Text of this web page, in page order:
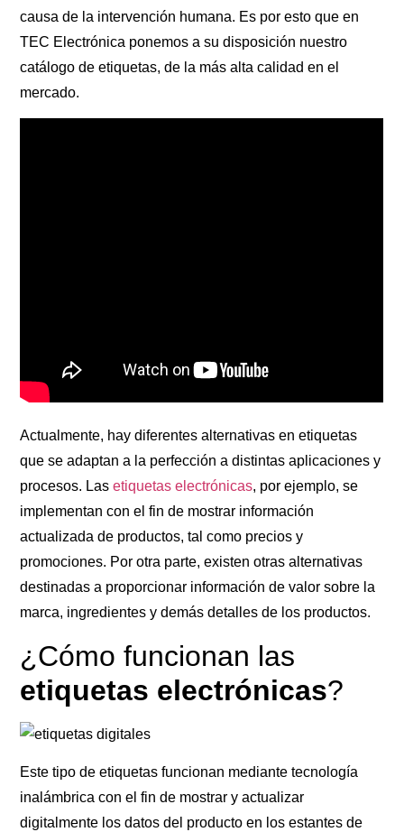
causa de la intervención humana. Es por esto que en
TEC Electrónica ponemos a su disposición nuestro
catálogo de etiquetas, de la más alta calidad en el
mercado.
Actualmente, hay diferentes alternativas en etiquetas
que se adaptan a la perfección a distintas aplicaciones y
procesos. Lasetiquetas electrónicas, por ejemplo, se
implementan con el fin de mostrar información
actualizada de productos, tal como precios y
promociones. Por otra parte, existen otras alternativas
destinadas a proporcionar información de valor sobre la
marca, ingredientes y demás detalles de los productos.
¿Cómo funcionan las
etiquetas electrónicas?
Este tipo de etiquetas funcionan mediante tecnología
inalámbrica con el fin de mostrar y actualizar
digitalmente los datos del producto en los estantes de